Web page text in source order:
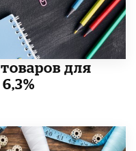
для